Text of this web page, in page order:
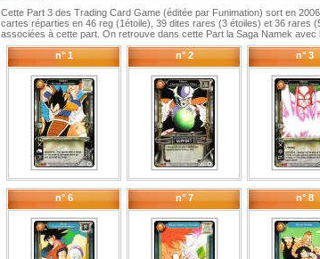
Cette Part 3 des Trading Card Game (éditée par Funimation) sort en
cartes réparties en 46 reg (1étoile), 39 dites rares (3 étoiles) et 36 rares
associées à cette part. On retrouve dans cette Part la Saga Namek
n° 1
n° 2 n° 3
n° 6 n° 7 n° 8